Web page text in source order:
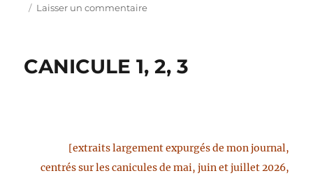
le Laisser un commentairesur
de
2003)
CANICULE 1, 2, 3
[extraits largement expurgés de mon journal,
centrés sur les canicules de mai, juin et juillet 2026,